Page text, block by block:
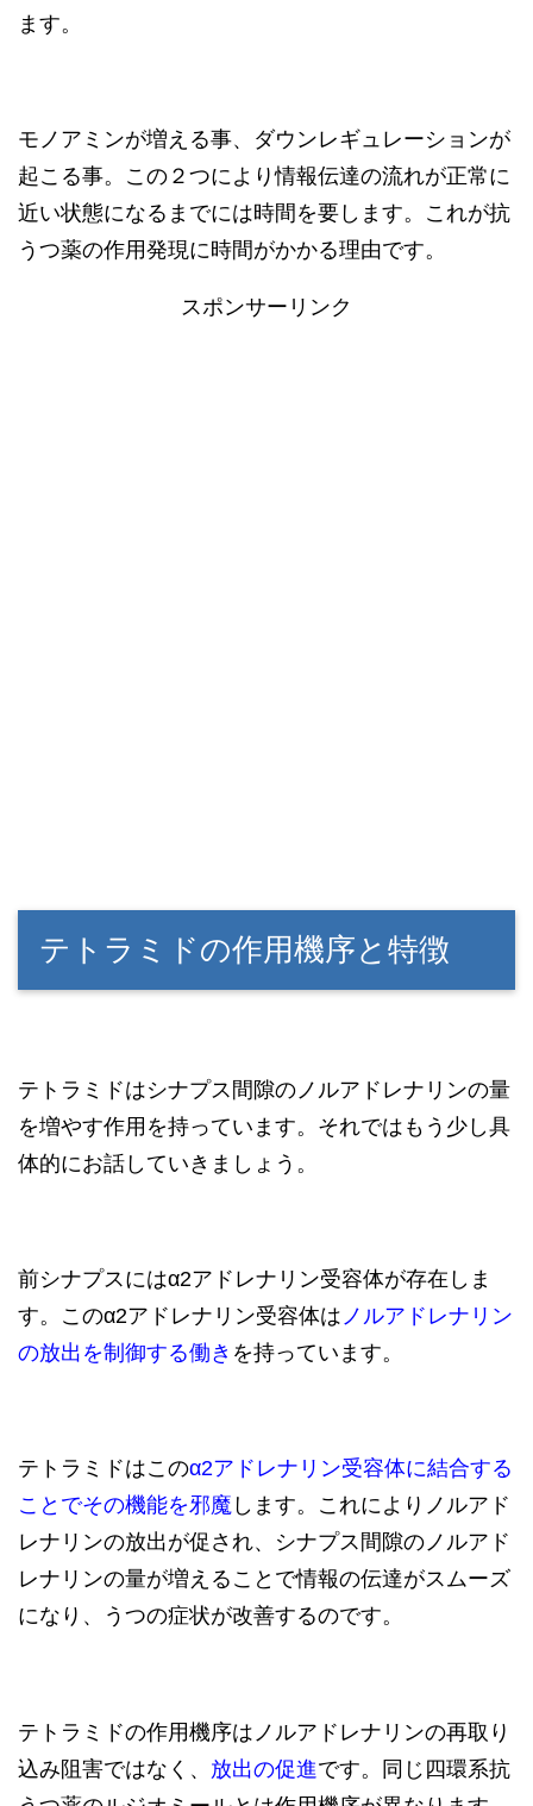
ます。
モノアミンが増える事、ダウンレギュレーションが
起こる事。この２つにより情報伝達の流れが正常に
近い状態になるまでには時間を要します。これが抗
うつ薬の作用発現に時間がかかる理由です。
スポンサーリンク
テトラミドの作用機序と特徴
テトラミドはシナプス間隙のノルアドレナリンの量
を増やす作用を持っています。それではもう少し具
体的にお話していきましょう。
前シナプスにはα2アドレナリン受容体が存在しま
す。このα2アドレナリン受容体は ノルアドレナリン
の放出を制御する働き を持っています。
テトラミドはこのα2アドレナリン受容体に結合する
ことでその機能を邪魔 します。これによりノルアド
レナリンの放出が促され、シナプス間隙のノルアド
レナリンの量が増えることで情報の伝達がスムーズ
になり、うつの症状が改善するのです。
テトラミドの作用機序はノルアドレナリンの再取り
込み阻害ではなく、 放出の促進です。同じ四環系抗